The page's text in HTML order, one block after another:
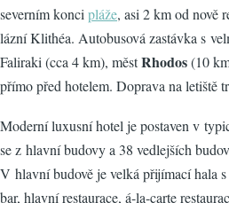
severním konci pláže, asi 2 km od nově
lázní Klithéa. Autobusová zastávka s
Faliraki (cca 4 km), městRhodos(10
přímo před hotelem. Doprava na letiště
Moderní luxusní hotel je postaven v
se z hlavní budovy a 38 vedlejších
V hlavní budově je velká přijímací hala
bar, hlavní restaurace, á-la-carte